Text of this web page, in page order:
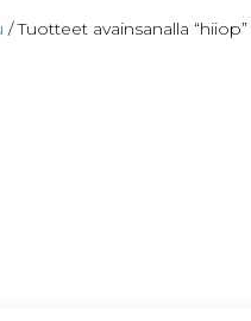
/ Tuotteet avainsanalla “hiiop”